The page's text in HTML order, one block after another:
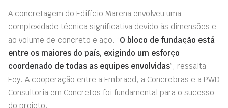
A concretagem do Edifício Marena envolveu uma
complexidade técnica significativa devido às dimensões e
ao volume de concreto e aço. “O bloco de fundação está
entre os maiores do país, exigindo um esforço
coordenado de todas as equipes envolvidas”, ressalta
Fey. A cooperação entre a Embraed, a Concrebras e a PWD
Consultoria em Concretos foi fundamental para o sucesso
do projeto.